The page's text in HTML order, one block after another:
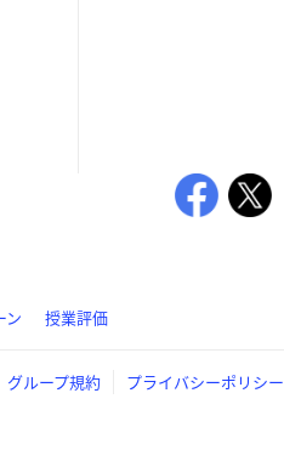
ン 授業評価
グループ規約 プライバシーポリシー